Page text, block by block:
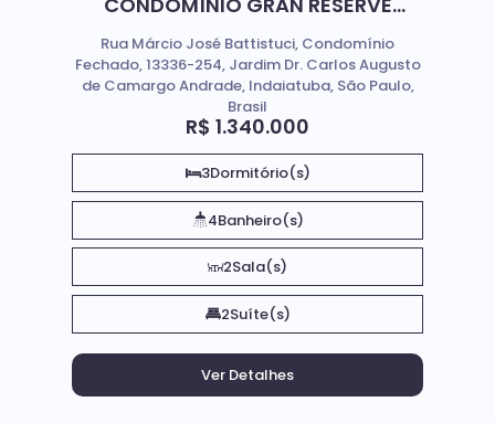
R$ 1.340.000
Rua Márcio José Battistuci, Condomínio
Fechado, 13336-254, Jardim Dr. Carlos Augusto
de Camargo Andrade, Indaiatuba, São Paulo,
Brasil
3Dormitório(s)
4Banheiro(s)
2Sala(s)
2Suíte(s)